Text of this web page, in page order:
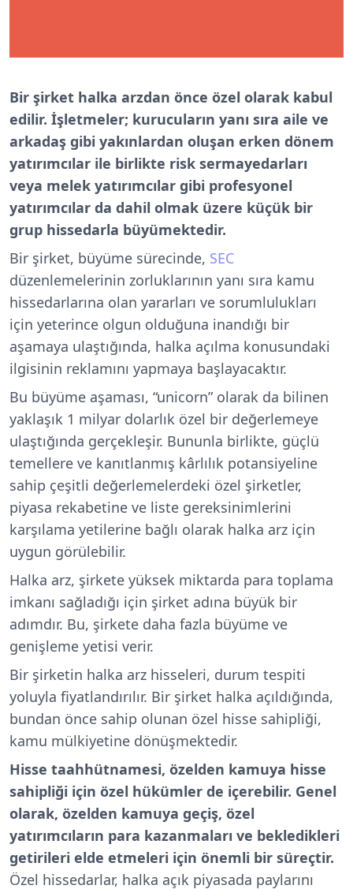
Bir şirket halka arzdan önce özel olarak kabul
edilir. İşletmeler; kurucuların yanı sıra aile ve
arkadaş gibi yakınlardan oluşan erken dönem
yatırımcılar ile birlikte risk sermayedarları
veya melek yatırımcılar gibi profesyonel
yatırımcılar da dahil olmak üzere küçük bir
grup hissedarla büyümektedir.
Bir şirket, büyüme sürecinde, SEC
düzenlemelerinin zorluklarının yanı sıra kamu
hissedarlarına olan yararları ve sorumlulukları
için yeterince olgun olduğuna inandığı bir
aşamaya ulaştığında, halka açılma konusundaki
ilgisinin reklamını yapmaya başlayacaktır.
Bu büyüme aşaması, “unicorn” olarak da bilinen
yaklaşık 1 milyar dolarlık özel bir değerlemeye
ulaştığında gerçekleşir. Bununla birlikte, güçlü
temellere ve kanıtlanmış kârlılık potansiyeline
sahip çeşitli değerlemelerdeki özel şirketler,
piyasa rekabetine ve liste gereksinimlerini
karşılama yetilerine bağlı olarak halka arz için
uygun görülebilir.
Halka arz, şirkete yüksek miktarda para toplama
imkanı sağladığı için şirket adına büyük bir
adımdır. Bu, şirkete daha fazla büyüme ve
genişleme yetisi verir.
Bir şirketin halka arz hisseleri, durum tespiti
yoluyla fiyatlandırılır. Bir şirket halka açıldığında,
bundan önce sahip olunan özel hisse sahipliği,
kamu mülkiyetine dönüşmektedir.
Hisse taahhütnamesi, özelden kamuya hisse
sahipliği için özel hükümler de içerebilir. Genel
olarak, özelden kamuya geçiş, özel
yatırımcıların para kazanmaları ve bekledikleri
getirileri elde etmeleri için önemli bir süreçtir.
Özel hissedarlar, halka açık piyasada paylarını